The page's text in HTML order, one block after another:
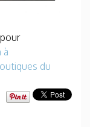
à
du